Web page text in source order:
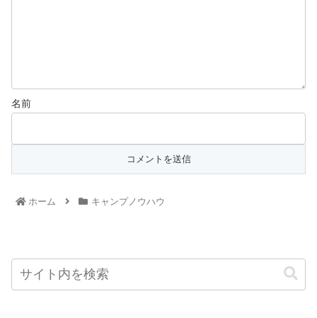
名前
ホーム キャンプノウハウ